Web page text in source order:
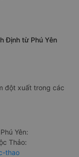
Định từ Phú Yên
đột xuất trong các
Yên:
Thảo:
thao